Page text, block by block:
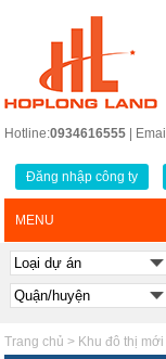
Hotline:0934616555 |
Đăng nhập công ty
MENU
Trang chủ > Khu đô thị mới